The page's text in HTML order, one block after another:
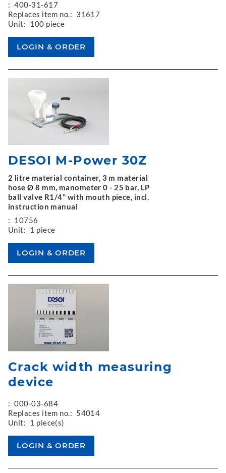
: 400-31-617
Replaces item no.: 31617
Unit: 100 piece
DESOI M-Power 30Z
2 litre material container, 3 m material
hose Ø 8 mm, manometer 0 - 25 bar, LP
ball valve R1/4" with mouth piece, incl.
instruction manual
: 10756
Unit: 1 piece
Crack width measuring
device
: 000-03-684
Replaces item no.: 54014
Unit: 1 piece(s)